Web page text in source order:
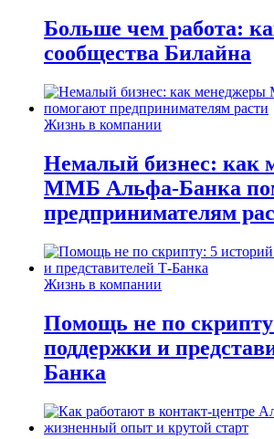
Больше чем работа:
сообщества Билайна
Жизнь в компании
Немалый бизнес: как
ММБ Альфа-Банка
предпринимателям
Жизнь в компании
Помощь не по
поддержки и
Банка